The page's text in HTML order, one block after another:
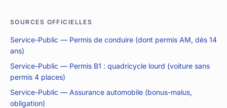
SOURCES OFFICIELLES
Service-Public — Permis de conduire (dont permis AM, dès 14
ans)
Service-Public — Permis B1 : quadricycle lourd (voiture sans
permis 4 places)
Service-Public — Assurance automobile (bonus-malus,
obligation)